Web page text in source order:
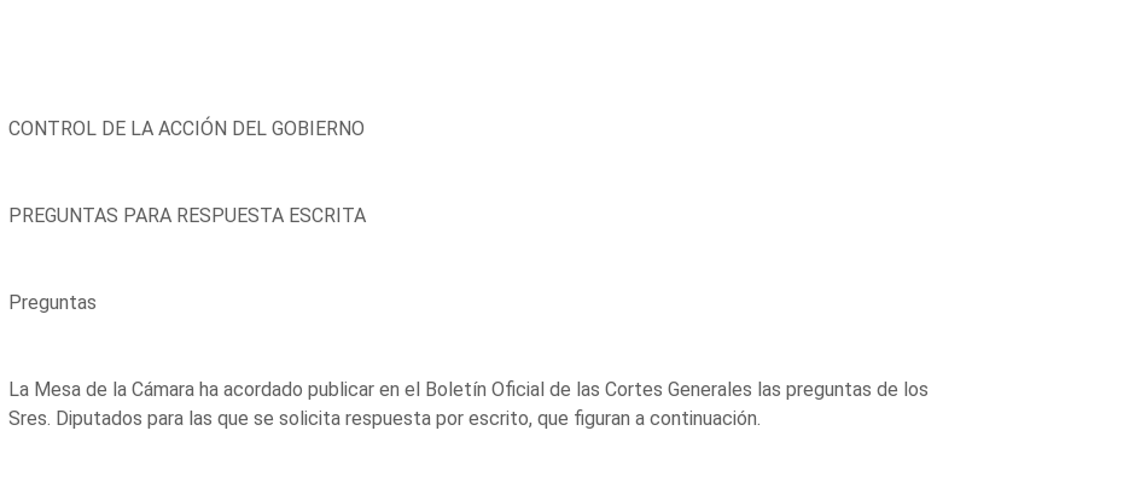
CONTROL DE LA ACCIÓN DEL GOBIERNO
PREGUNTAS PARA RESPUESTA ESCRITA
Preguntas
La Mesa de la Cámara ha acordado publicar en el Boletín Oficial de las Cortes Generales las preguntas de los
Sres. Diputados para las que se solicita respuesta por escrito, que figuran a continuación.